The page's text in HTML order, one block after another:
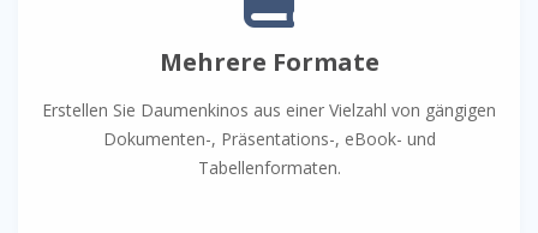
Mehrere Formate
Erstellen Sie Daumenkinos aus einer Vielzahl von gängigen
Dokumenten-, Präsentations-, eBook- und
Tabellenformaten.